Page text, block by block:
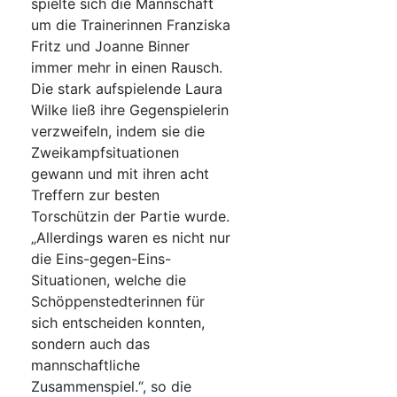
spielte sich die Mannschaft
um die Trainerinnen Franziska
Fritz und Joanne Binner
immer mehr in einen Rausch.
Die stark aufspielende Laura
Wilke ließ ihre Gegenspielerin
verzweifeln, indem sie die
Zweikampfsituationen
gewann und mit ihren acht
Treffern zur besten
Torschützin der Partie wurde.
„Allerdings waren es nicht nur
die Eins-gegen-Eins-
Situationen, welche die
Schöppenstedterinnen für
sich entscheiden konnten,
sondern auch das
mannschaftliche
Zusammenspiel.“, so die